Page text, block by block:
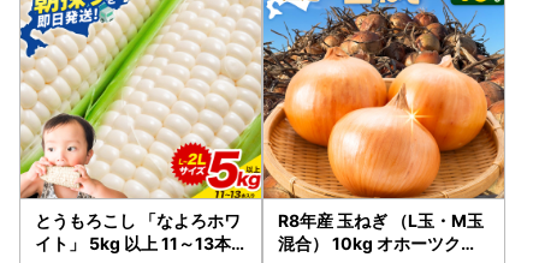
とうもろこし 「なよろホワ
イト」 5kg 以上 11～13本
R8年産 玉ねぎ （L玉・М玉
混合） 10kg オホーツクコ